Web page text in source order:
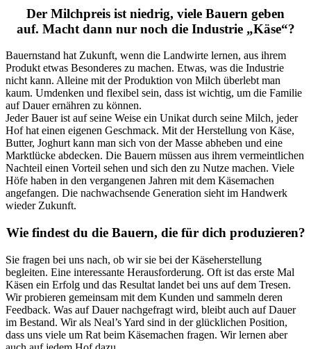
Der Milchpreis ist niedrig, viele Bauern geben
auf. Macht dann nur noch die Industrie „Käse“?
Bauernstand hat Zukunft, wenn die Landwirte lernen, aus ihrem
Produkt etwas Besonderes zu machen. Etwas, was die Industrie
nicht kann. Alleine mit der Produktion von Milch überlebt man
kaum. Umdenken und flexibel sein, dass ist wichtig, um die Familie
auf Dauer ernähren zu können.
Jeder Bauer ist auf seine Weise ein Unikat durch seine Milch, jeder
Hof hat einen eigenen Geschmack. Mit der Herstellung von Käse,
Butter, Joghurt kann man sich von der Masse abheben und eine
Marktlücke abdecken. Die Bauern müssen aus ihrem vermeintlichen
Nachteil einen Vorteil sehen und sich den zu Nutze machen. Viele
Höfe haben in den vergangenen Jahren mit dem Käsemachen
angefangen. Die nachwachsende Generation sieht im Handwerk
wieder Zukunft.
Wie findest du die Bauern, die für dich produzieren?
Sie fragen bei uns nach, ob wir sie bei der Käseherstellung
begleiten. Eine interessante Herausforderung. Oft ist das erste Mal
Käsen ein Erfolg und das Resultat landet bei uns auf dem Tresen.
Wir probieren gemeinsam mit dem Kunden und sammeln deren
Feedback. Was auf Dauer nachgefragt wird, bleibt auch auf Dauer
im Bestand. Wir als Neal’s Yard sind in der glücklichen Position,
dass uns viele um Rat beim Käsemachen fragen. Wir lernen aber